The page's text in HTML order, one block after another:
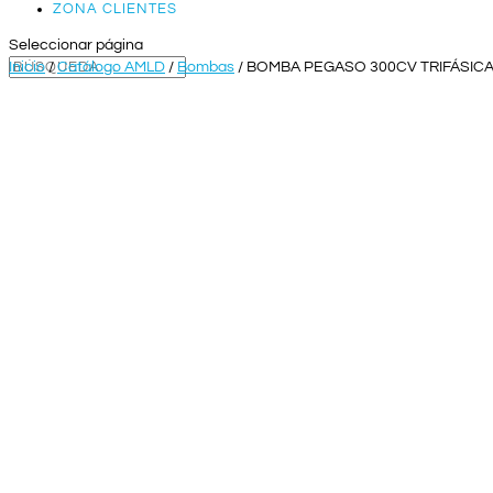
ZONA CLIENTES
Seleccionar página
Inicio/Catálogo AMLD / Bombas / BOMBA PEGASO 300CV